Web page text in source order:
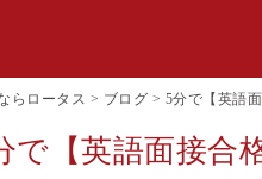
らロータス > ブログ > 5分で【英語
で【英語面接合